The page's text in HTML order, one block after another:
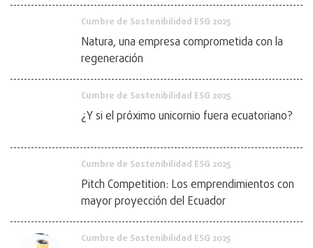
Cumbre de Sostenibilidad ESG 2025
Natura, una empresa comprometida con la
regeneración
Cumbre de Sostenibilidad ESG 2025
¿Y si el próximo unicornio fuera ecuatoriano?
Cumbre de Sostenibilidad ESG 2025
Pitch Competition: Los emprendimientos con
mayor proyección del Ecuador
Cumbre de Sostenibilidad ESG 2025